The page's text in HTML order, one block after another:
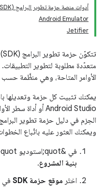
أدوات منصة حزمة تطوير البرامج (SDK) لنظام التشغيل Android
Android Emulator
Jetifier
متعدّدة مطلوبة لتطوير
الأوامر المتاحة، وهي منظَّمة حسب
يمكنك تثبيت كل حزمة وتعديلها
Android Studio أو أداة سطر الأوامر
ويمكنك العثور عليه باتّباع
في &quot;استوديو Android&quot;، انقر على
بنية المشروع.
اختَر موقع حزمة SDK
في